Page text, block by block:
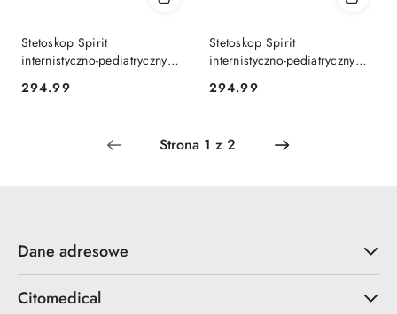
Stetoskop Spirit
internistyczno-pediatryczny
Cena:
294.99
Stetoskop Spirit
internistyczno-pediatryczny
Cena:
294.99
Dane adresowe
Citomedical